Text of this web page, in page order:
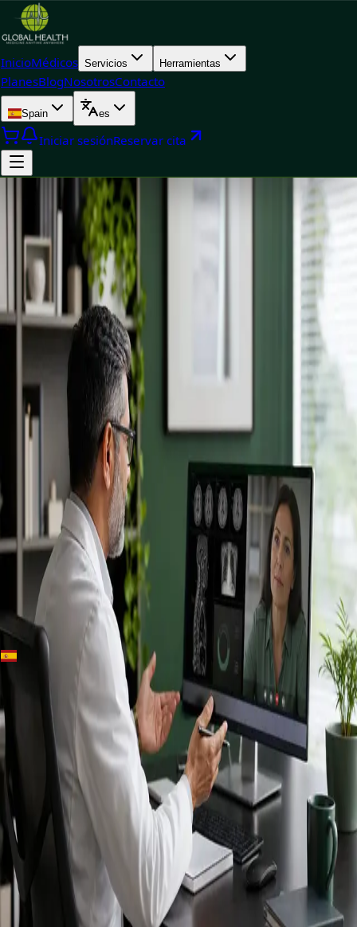
InicioMédicos Servicios Herramientas
PlanesBlogNosotrosContacto
Spain es
Iniciar sesiónReservar cita
++
Spain · Especialistas
Conoce a
nuestros
registrados
especialistas.
Especialistas colegiados para ejercer en Spain,
disponibles para consultas en línea seguras.
Reservar cita Ver perfiles
Atención especializadaConecta con especialistas con
experiencia en línea.